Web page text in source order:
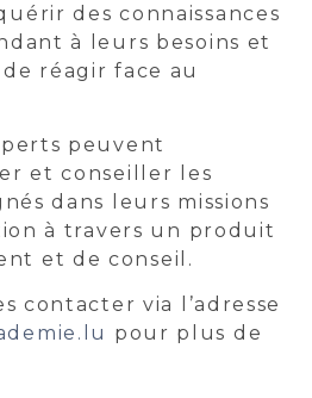
des connaissances
à leurs besoins et
réagir face au
peuvent
et conseiller les
dans leurs missions
à travers un produit
et de conseil.
contacter via l’adresse
pour plus de